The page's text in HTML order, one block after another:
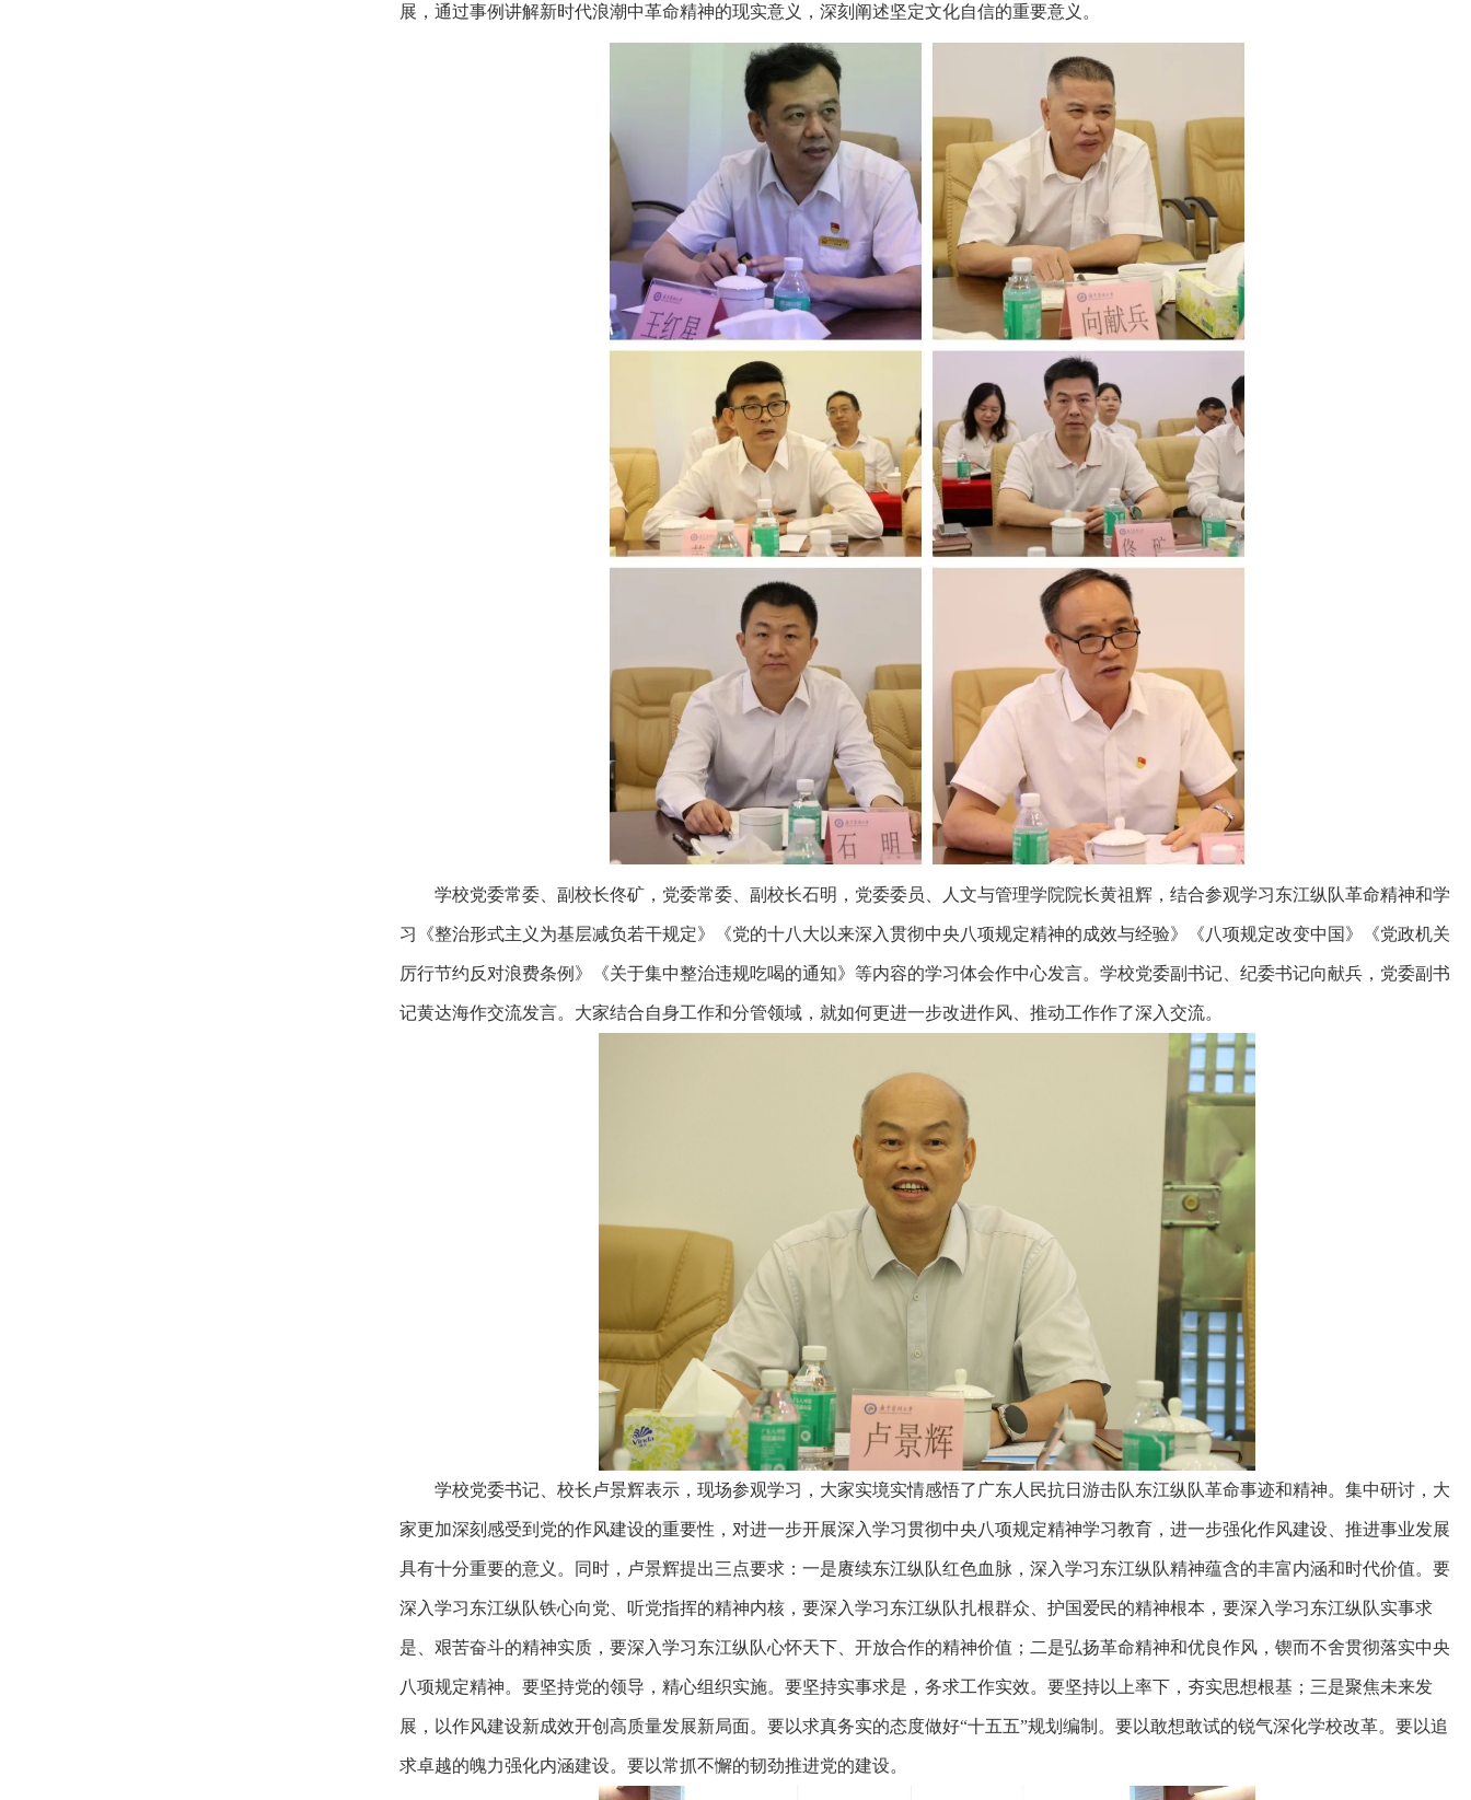
展，通过事例讲解新时代浪潮中革命精神的现实意义，深刻阐述坚定文化自信的重要意义。
学校党委常委、副校长佟矿，党委常委、副校长石明，党委委员、人文与管理学院院长黄祖辉，结合参观学习东江纵队革命精神和学
习《整治形式主义为基层减负若干规定》《党的十八大以来深入贯彻中央八项规定精神的成效与经验》《八项规定改变中国》《党政机关
厉行节约反对浪费条例》《关于集中整治违规吃喝的通知》等内容的学习体会作中心发言。学校党委副书记、纪委书记向献兵，党委副书
记黄达海作交流发言。大家结合自身工作和分管领域，就如何更进一步改进作风、推动工作作了深入交流。
学校党委书记、校长卢景辉表示，现场参观学习，大家实境实情感悟了广东人民抗日游击队东江纵队革命事迹和精神。集中研讨，大
家更加深刻感受到党的作风建设的重要性，对进一步开展深入学习贯彻中央八项规定精神学习教育，进一步强化作风建设、推进事业发展
具有十分重要的意义。同时，卢景辉提出三点要求：一是赓续东江纵队红色血脉，深入学习东江纵队精神蕴含的丰富内涵和时代价值。要
深入学习东江纵队铁心向党、听党指挥的精神内核，要深入学习东江纵队扎根群众、护国爱民的精神根本，要深入学习东江纵队实事求
是、艰苦奋斗的精神实质，要深入学习东江纵队心怀天下、开放合作的精神价值；二是弘扬革命精神和优良作风，锲而不舍贯彻落实中央
八项规定精神。要坚持党的领导，精心组织实施。要坚持实事求是，务求工作实效。要坚持以上率下，夯实思想根基；三是聚焦未来发
展，以作风建设新成效开创高质量发展新局面。要以求真务实的态度做好“十五五”规划编制。要以敢想敢试的锐气深化学校改革。要以追
求卓越的魄力强化内涵建设。要以常抓不懈的韧劲推进党的建设。